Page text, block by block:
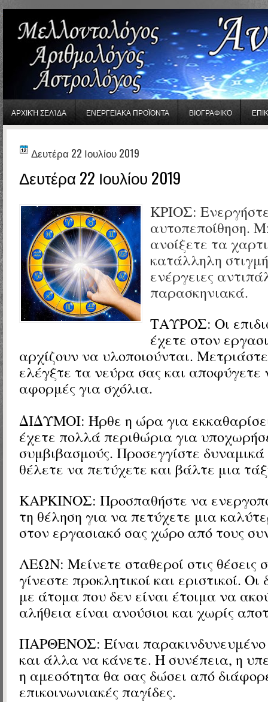
ΑΡΧΙΚΉ ΣΕΛΊΔΑ ΕΝΕΡΓΕΙΑΚΑ ΠΡΟΪΟΝΤΑ ΒΙΟΓΡΑΦΙΚΌ
Δευτέρα 22 Ιουλίου 2019
Δευτέρα 22 Ιουλίου 2019
ΚΡΙΟΣ:
αυτοπεποίθηση.
ανοίξετε τα
κατάλληλη
ενέργειες
παρασκηνιακά.
ΤΑΥΡΟΣ: Οι
έχετε στον
αρχίζουν να υλοποιούνται.
ελέγξτε τα νεύρα σας και αποφύγετε
αφορμές για σχόλια.
ΔΙΔΥΜΟΙ: Ήρθε η ώρα για
έχετε πολλά περιθώρια για
συμβιβασμούς. Προσεγγίστε
θέλετε να πετύχετε και βάλτε μια
ΚΑΡΚΙΝΟΣ: Προσπαθήστε να
τη θέληση για να πετύχετε μια
στον εργασιακό σας χώρο από τους
ΛΕΩΝ: Μείνετε σταθεροί στις θέσεις
γίνεστε προκλητικοί και εριστικοί. Οι
με άτομα που δεν είναι έτοιμα να
αλήθεια είναι ανούσιοι και χωρίς
ΠΑΡΘΕΝΟΣ: Είναι
και άλλα να κάνετε. Η συνέπεια, η
η αμεσότητα θα σας δώσει από
επικοινωνιακές παγίδες.